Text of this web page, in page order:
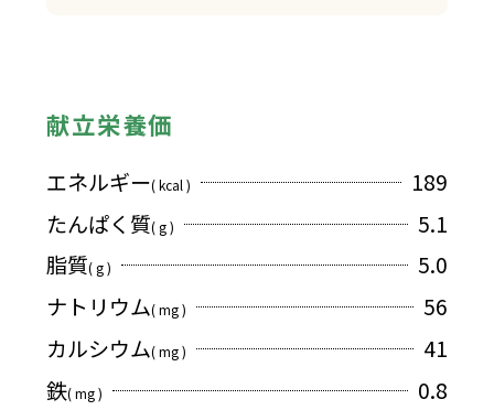
献立栄養価
エネルギー( kcal )
189
たんぱく質( g )
5.1
脂質( g )
5.0
ナトリウム( mg )
56
カルシウム( mg )
41
鉄( mg )
0.8